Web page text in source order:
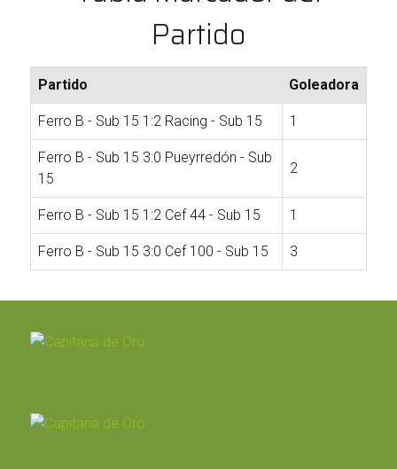
Partido
Partido Goleadora
Ferro B - Sub 15 1:2 Racing - Sub 15 1
Ferro B - Sub 15 3:0 Pueyrredón - Sub
15
2
Ferro B - Sub 15 1:2 Cef 44 - Sub 15 1
Ferro B - Sub 15 3:0 Cef 100 - Sub 15 3